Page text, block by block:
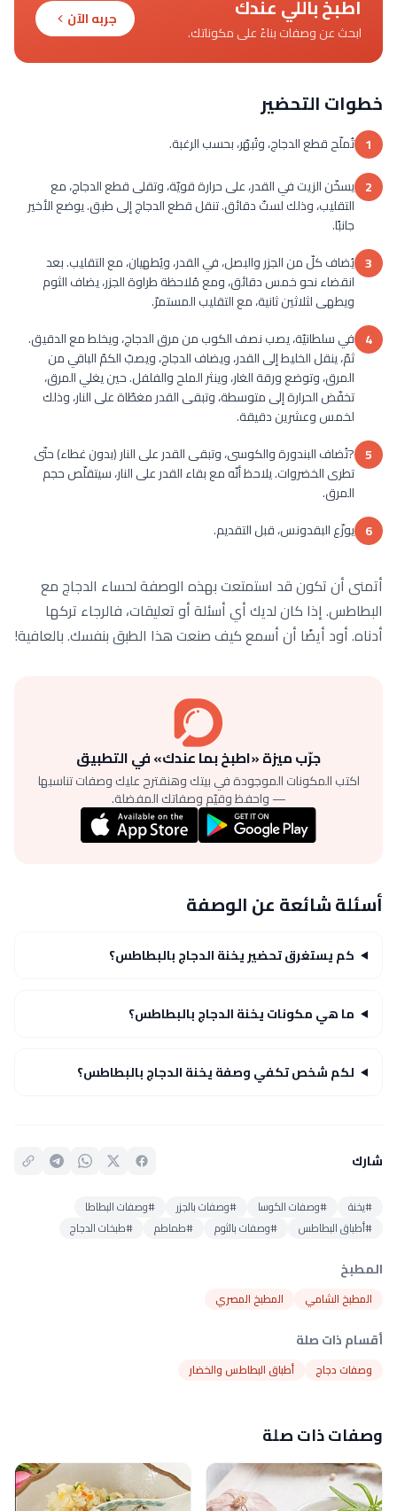
اطبخ باللي عندك
ابحث عن وصفات بناءً على مكوناتك.
جربه الآن
خطوات التحضير
1 تُملّح قطع الدجاج، وتُبهّر، بحسب الرغبة.
2 يسخّن الزيت في القدر، على حرارة قويّة، وتقلى قطع الدجاج، مع
التقليب، وذلك لستّ دقائق. تنقل قطع الدجاج إلى طبق. يوضع الأخير
جانبًا.
3 يُضاف كلّ من الجزر والبصل، في القدر، ويُطهيان، مع التقليب. بعد
انقضاء نحو خمس دقائق، ومع مُلاحظة طراوة الجزر، يضاف الثوم
ويطهى لثلاثين ثانية، مع التقليب المستمرّ.
4 في سلطانيّة، يصب نصف الكوب من مرق الدجاج، ويخلط مع الدقيق.
ثمّ، ينقل الخليط إلى القدر، ويضاف الدجاج، ويصبّ الكمّ الباقي من
المرق، وتوضع ورقة الغار، وينثر الملح والفلفل. حين يغلي المرق،
تخفّض الحرارة إلى متوسطة، وتبقى القدر مغطّاة على النار، وذلك
لخمس وعشرين دقيقة.
5 ?تُضاف البندورة والكوسى، وتبقى القدر على النار (بدون غطاء) حتّى
تطرى الخضروات. يلاحظ أنّه مع بقاء القدر على النار، سيتقلّص حجم
المرق.
6 يوزّع البقدونس، قبل التقديم.
أتمنى أن تكون قد استمتعت بهذه الوصفة لحساء الدجاج مع
البطاطس. إذا كان لديك أي أسئلة أو تعليقات، فالرجاء تركها
أدناه. أود أيضًا أن أسمع كيف صنعت هذا الطبق بنفسك. بالعافية!
جرّب ميزة «اطبخ بما عندك» في التطبيق
اكتب المكونات الموجودة في بيتك وهنقترح عليك وصفات تناسبها
— واحفظ وقيّم وصفاتك المفضلة.
أسئلة شائعة عن الوصفة
كم يستغرق تحضير يخنة الدجاج بالبطاطس؟
ما هي مكونات يخنة الدجاج بالبطاطس؟
لكم شخص تكفي وصفة يخنة الدجاج بالبطاطس؟
شارك
#يخنة #وصفات الكوسا #وصفات بالجزر
#وصفات البطاطا
#أطباق البطاطس
#وصفات بالثوم #طماطم #طبخات الدجاج
المطبخ
المطبخ الشامي المطبخ المصري
أقسام ذات صلة
وصفات دجاج أطباق البطاطس والخضار
وصفات ذات صلة